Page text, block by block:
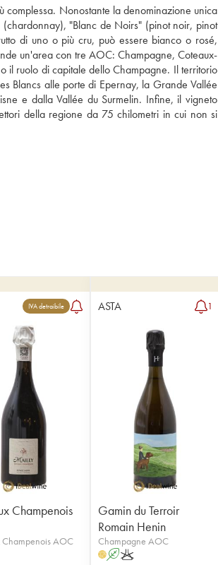
Nonostante la denominazione unica
"Blanc de Noirs" (pinot noir, pinot
di uno o più cru, può essere bianco o rosé,
un'area con tre AOC: Champagne, Coteaux-
il ruolo di capitale dello Champagne. Il territorio
Blancs alle porte di Epernay, la Grande Vallée
e dalla Vallée du Surmelin. Infine, il vigneto
della regione da 75 chilometri in cui non si
IVA detraibile
Champenois
Champenois AOC
ASTA 1
Gamin du Terroir
Romain Henin
Champagne AOC
H AK